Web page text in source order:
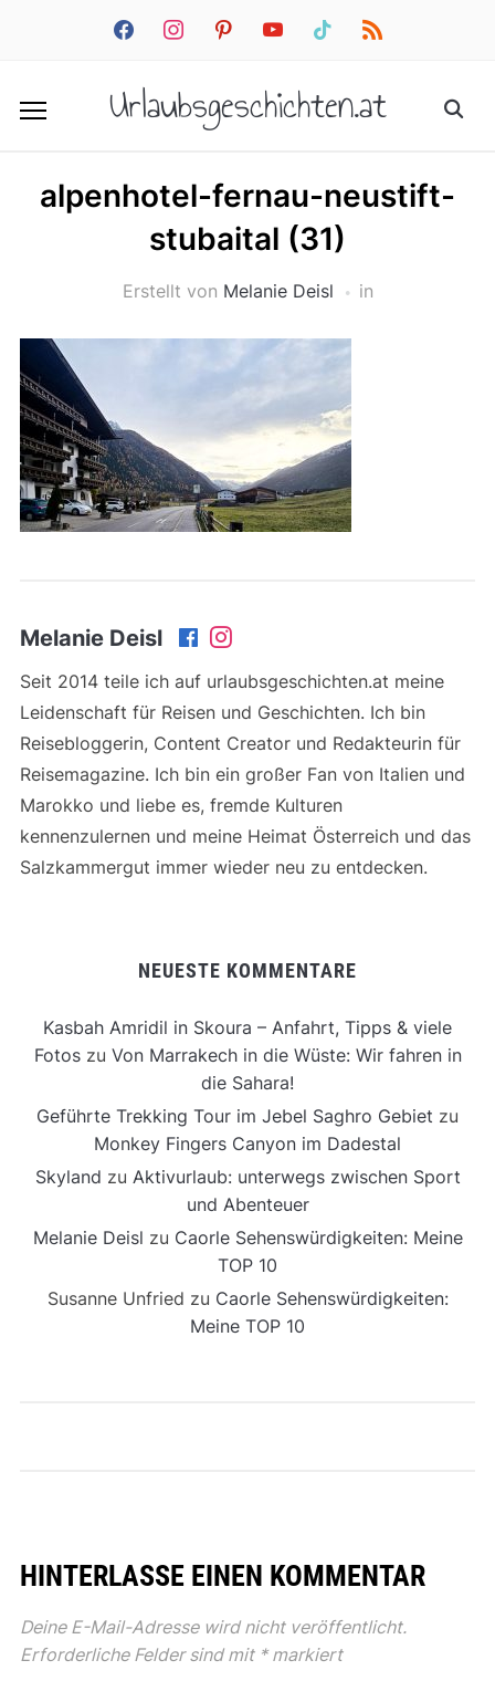
facebookinstagrampinterestyoutube tiktok rss
Urlaubsgeschichten.at
alpenhotel-fernau-neustift-
stubaital (31)
Erstellt von Melanie Deisl in
Melanie Deisl
Seit 2014 teile ich auf urlaubsgeschichten.at meine
Leidenschaft für Reisen und Geschichten. Ich bin
Reisebloggerin, Content Creator und Redakteurin für
Reisemagazine. Ich bin ein großer Fan von Italien und
Marokko und liebe es, fremde Kulturen
kennenzulernen und meine Heimat Österreich und das
Salzkammergut immer wieder neu zu entdecken.
NEUESTE KOMMENTARE
Kasbah Amridil in Skoura – Anfahrt, Tipps & viele
Fotoszu Von Marrakech in die Wüste: Wir fahren in
die Sahara!
Geführte Trekking Tour im Jebel Saghro Gebiet zu
Monkey Fingers Canyon im Dadestal
Skyland zu Aktivurlaub: unterwegs zwischen Sport
und Abenteuer
Melanie Deisl zu Caorle Sehenswürdigkeiten: Meine
TOP 10
Susanne Unfried zu Caorle Sehenswürdigkeiten:
Meine TOP 10
HINTERLASSE EINEN KOMMENTAR
Deine E-Mail-Adresse wird nicht veröffentlicht.
Erforderliche Felder sind mit *markiert